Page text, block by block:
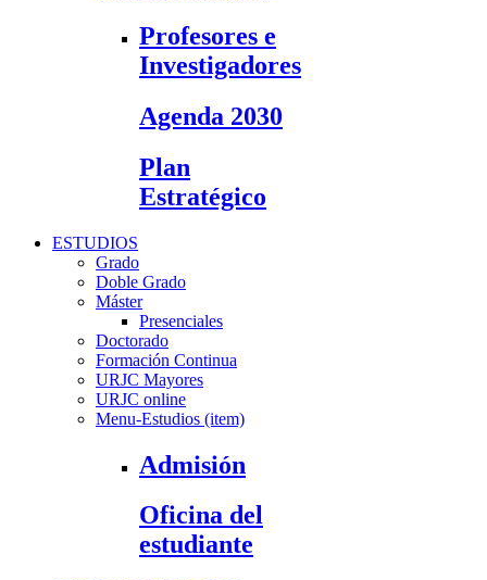
Profesores e
Investigadores
Agenda 2030
Plan
Estratégico
ESTUDIOS
Grado
Doble Grado
Máster
Presenciales
Doctorado
Formación Continua
URJC Mayores
URJC online
Menu-Estudios (item)
Admisión
Oficina del
estudiante